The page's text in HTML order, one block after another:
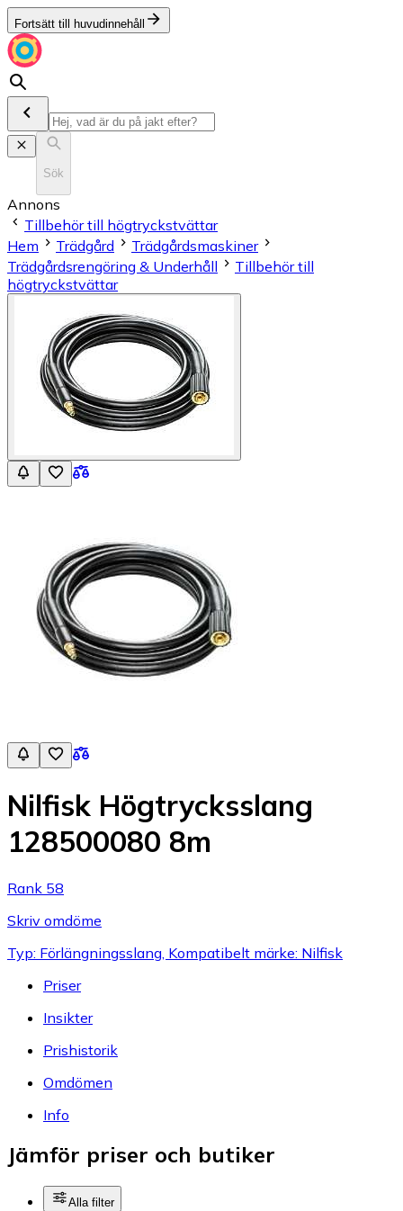
Fortsätt till huvudinnehåll
Sök
Annons
Tillbehör till högtryckstvättar
Hem
Trädgård
Trädgårdsmaskiner
Trädgårdsrengöring & Underhåll
Tillbehör till
högtryckstvättar
Nilfisk Högtrycksslang
128500080 8m
Rank 58
Skriv omdöme
Typ: Förlängningsslang, Kompatibelt märke: Nilfisk
Priser
Insikter
Prishistorik
Omdömen
Info
Jämför priser och butiker
Alla filter